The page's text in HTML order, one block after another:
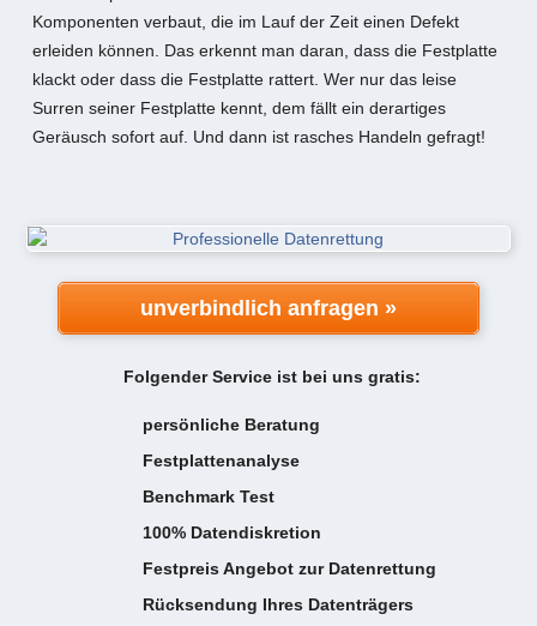
Komponenten verbaut, die im Lauf der Zeit einen Defekt
erleiden können. Das erkennt man daran, dass die Festplatte
klackt oder dass die Festplatte rattert. Wer nur das leise
Surren seiner Festplatte kennt, dem fällt ein derartiges
Geräusch sofort auf. Und dann ist rasches Handeln gefragt!
unverbindlich anfragen »
Folgender Service ist bei uns gratis:
persönliche Beratung
Festplattenanalyse
Benchmark Test
100% Datendiskretion
Festpreis Angebot zur Datenrettung
Rücksendung Ihres Datenträgers